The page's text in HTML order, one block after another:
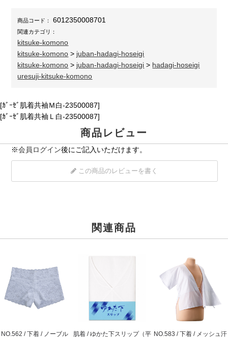
商品コード： 6012350008701
関連カテゴリ：
kitsuke-komono
kitsuke-komono > juban-hadagi-hoseigi
kitsuke-komono > juban-hadagi-hoseigi > hadagi-hoseigi
uresuji-kitsuke-komono
[ｶﾞｰｾﾞ肌着共袖Ｍ白-23500087]
[ｶﾞｰｾﾞ肌着共袖Ｌ白-23500087]
商品レビュー
※会員ログイン後にご記入いただけます。
この商品のレビューを書く
関連商品
NO.562 / 下着 / ノーブル
肌着 / ゆかた下スリップ（平 NO.583 / 下着 / メッシュ汗